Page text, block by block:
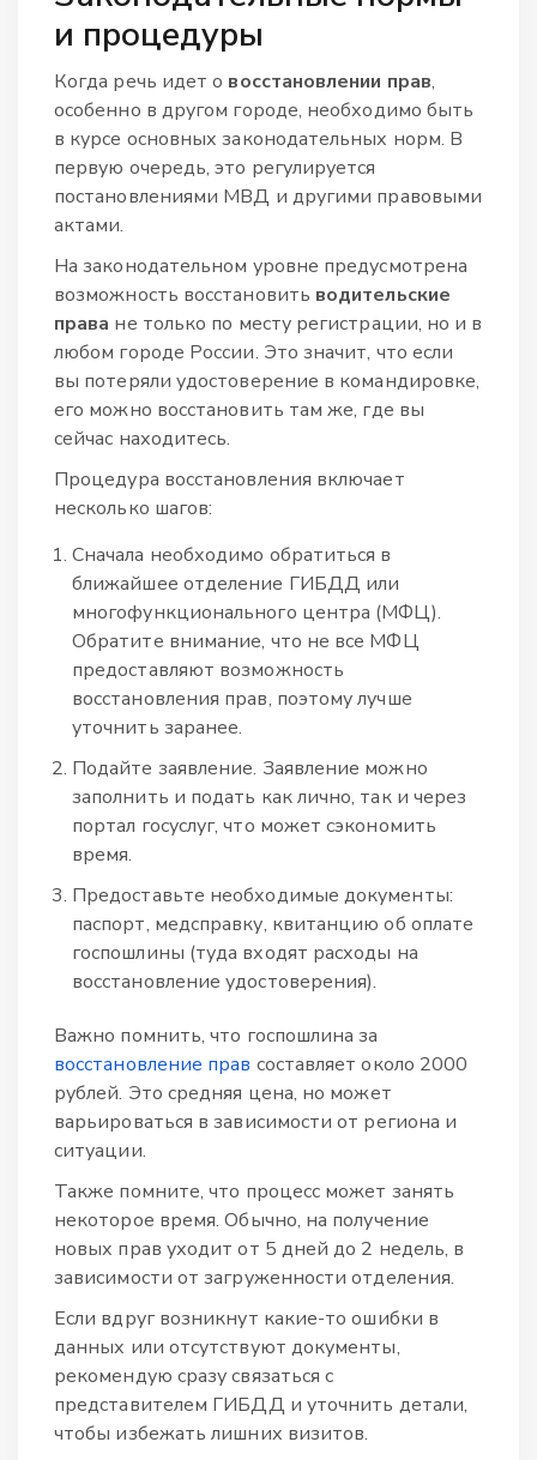
и процедуры
Когда речь идет о восстановлении прав,
особенно в другом городе, необходимо быть
в курсе основных законодательных норм. В
первую очередь, это регулируется
постановлениями МВД и другими правовыми
актами.
На законодательном уровне предусмотрена
возможность восстановить водительские
права не только по месту регистрации, но и в
любом городе России. Это значит, что если
вы потеряли удостоверение в командировке,
его можно восстановить там же, где вы
сейчас находитесь.
Процедура восстановления включает
несколько шагов:
Сначала необходимо обратиться в
ближайшее отделение ГИБДД или
многофункционального центра (МФЦ).
Обратите внимание, что не все МФЦ
предоставляют возможность
восстановления прав, поэтому лучше
уточнить заранее.
Подайте заявление. Заявление можно
заполнить и подать как лично, так и через
портал госуслуг, что может сэкономить
время.
Предоставьте необходимые документы:
паспорт, медсправку, квитанцию об оплате
госпошлины (туда входят расходы на
восстановление удостоверения).
Важно помнить, что госпошлина за
восстановление прав составляет около 2000
рублей. Это средняя цена, но может
варьироваться в зависимости от региона и
ситуации.
Также помните, что процесс может занять
некоторое время. Обычно, на получение
новых прав уходит от 5 дней до 2 недель, в
зависимости от загруженности отделения.
Если вдруг возникнут какие-то ошибки в
данных или отсутствуют документы,
рекомендую сразу связаться с
представителем ГИБДД и уточнить детали,
чтобы избежать лишних визитов.